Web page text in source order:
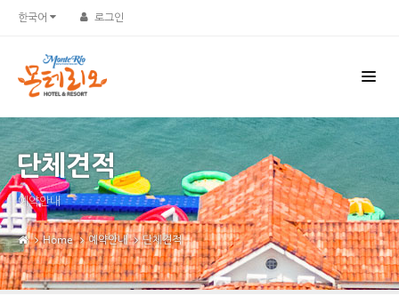
한국어 로그인
단체견적
예약안내
Home 예약안내 단체견적